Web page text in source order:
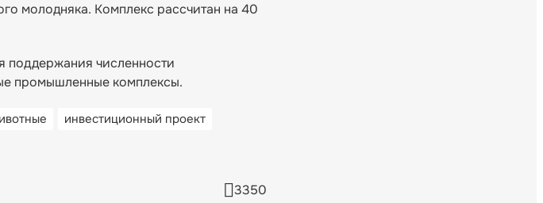
молодняка. Комплекс рассчитан на 40
поддержания численности
промышленные комплексы.
инвестиционный проект
3350